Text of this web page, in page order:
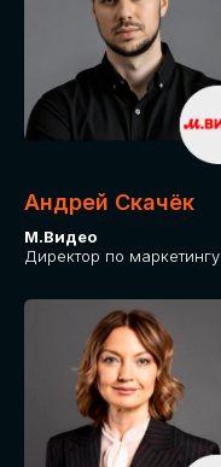
Андрей Скачёк
М.Видео
Директор по маркетингу